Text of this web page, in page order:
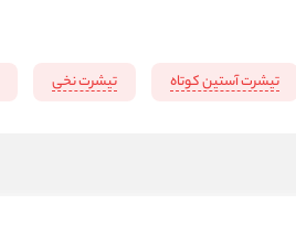
تیشرت آستین کوتاه تیشرت نخی